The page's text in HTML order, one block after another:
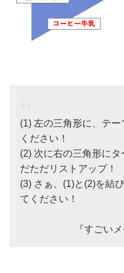
(1) 左の三角形に、テ
ください！
(2) 次に右の三角形に
だただリストアップ！
(3) さぁ、(1)と(2)を結
てください！
『すごい